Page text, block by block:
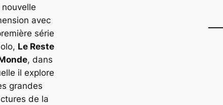
nouvelle
avec
série
Le Reste
, dans
il explore
grandes
de la